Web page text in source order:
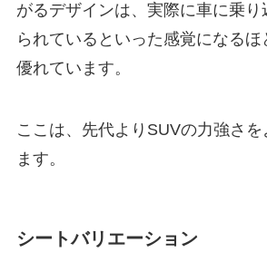
がるデザインは、実際に車に乗り
られているといった感覚になる
優れています。
ここは、先代よりSUVの力強さ
ます。
シートバリエーション